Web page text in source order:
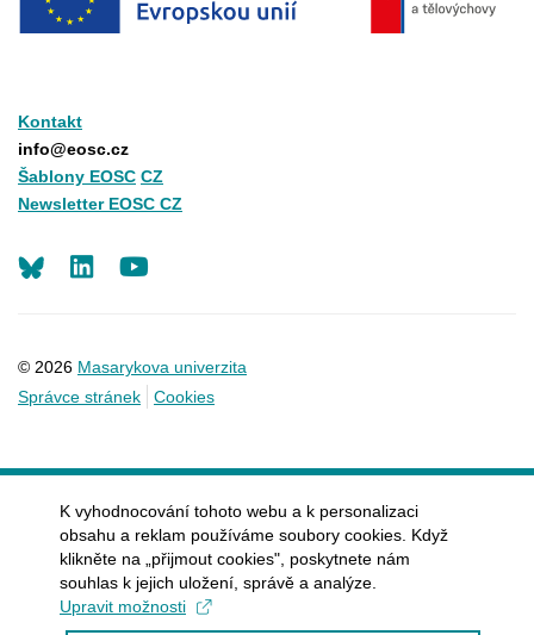
Kontakt
info@eosc.cz
Šablony EOSC CZ
Newsletter EOSC CZ
© 2026 Masarykova univerzita
Správce stránek
Cookies
LinkedIn
K vyhodnocování tohoto webu a k personalizaci
obsahu a reklam používáme soubory cookies. Když
klikněte na „přijmout cookies", poskytnete nám
souhlas k jejich uložení, správě a analýze.
Upravit možnosti